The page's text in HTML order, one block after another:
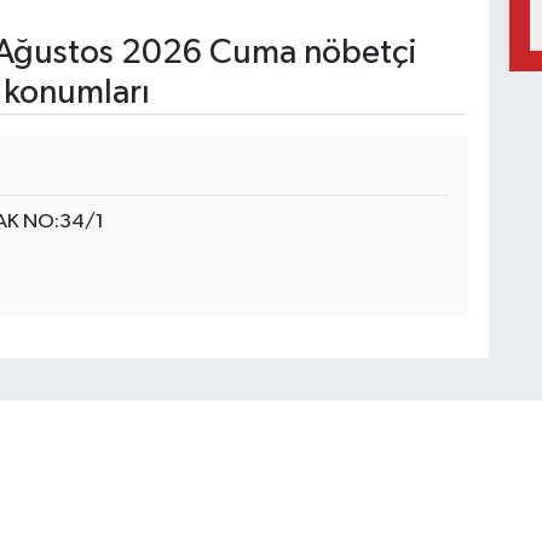
2026 Cuma nöbetçi
NO:34/1